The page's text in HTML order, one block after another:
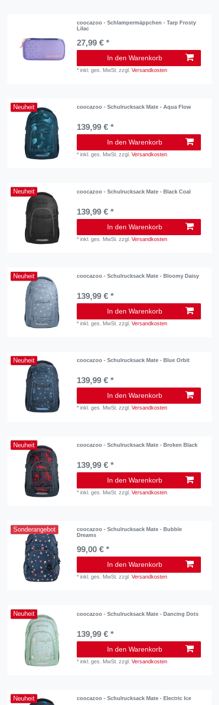
coocazoo - Schlampermäppchen - Tarp Frosty
Lilac
27,99 € *
In den Warenkorb
*inkl. ges. MwSt. zzgl.Versandkosten
Neuheit coocazoo - Schulrucksack Mate - Aqua Flow
139,99 € *
In den Warenkorb
*inkl. ges. MwSt. zzgl.Versandkosten
Neuheit coocazoo - Schulrucksack Mate - Black Coal
139,99 € *
In den Warenkorb
*inkl. ges. MwSt. zzgl.Versandkosten
Neuheit coocazoo - Schulrucksack Mate - Bloomy Daisy
139,99 € *
In den Warenkorb
*inkl. ges. MwSt. zzgl.Versandkosten
Neuheit coocazoo - Schulrucksack Mate - Blue Orbit
139,99 € *
In den Warenkorb
*inkl. ges. MwSt. zzgl.Versandkosten
Neuheit coocazoo - Schulrucksack Mate - Broken Black
139,99 € *
In den Warenkorb
*inkl. ges. MwSt. zzgl.Versandkosten
Sonderangebot
coocazoo - Schulrucksack Mate - Bubble
Dreams
99,00 € *
In den Warenkorb
*inkl. ges. MwSt. zzgl.Versandkosten
Neuheit coocazoo - Schulrucksack Mate - Dancing Dots
139,99 € *
In den Warenkorb
*inkl. ges. MwSt. zzgl.Versandkosten
Neuheit coocazoo - Schulrucksack Mate - Electric Ice